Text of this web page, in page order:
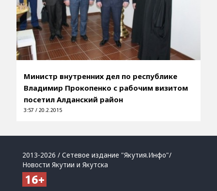
Министр внутренних дел по республике
Владимир Прокопенко с рабочим визитом
посетил Алданский район
3:57 / 20.2.2015
2013-2026 / Сетевое издание "Якутия.Инфо"/
Новости Якутии и Якутска